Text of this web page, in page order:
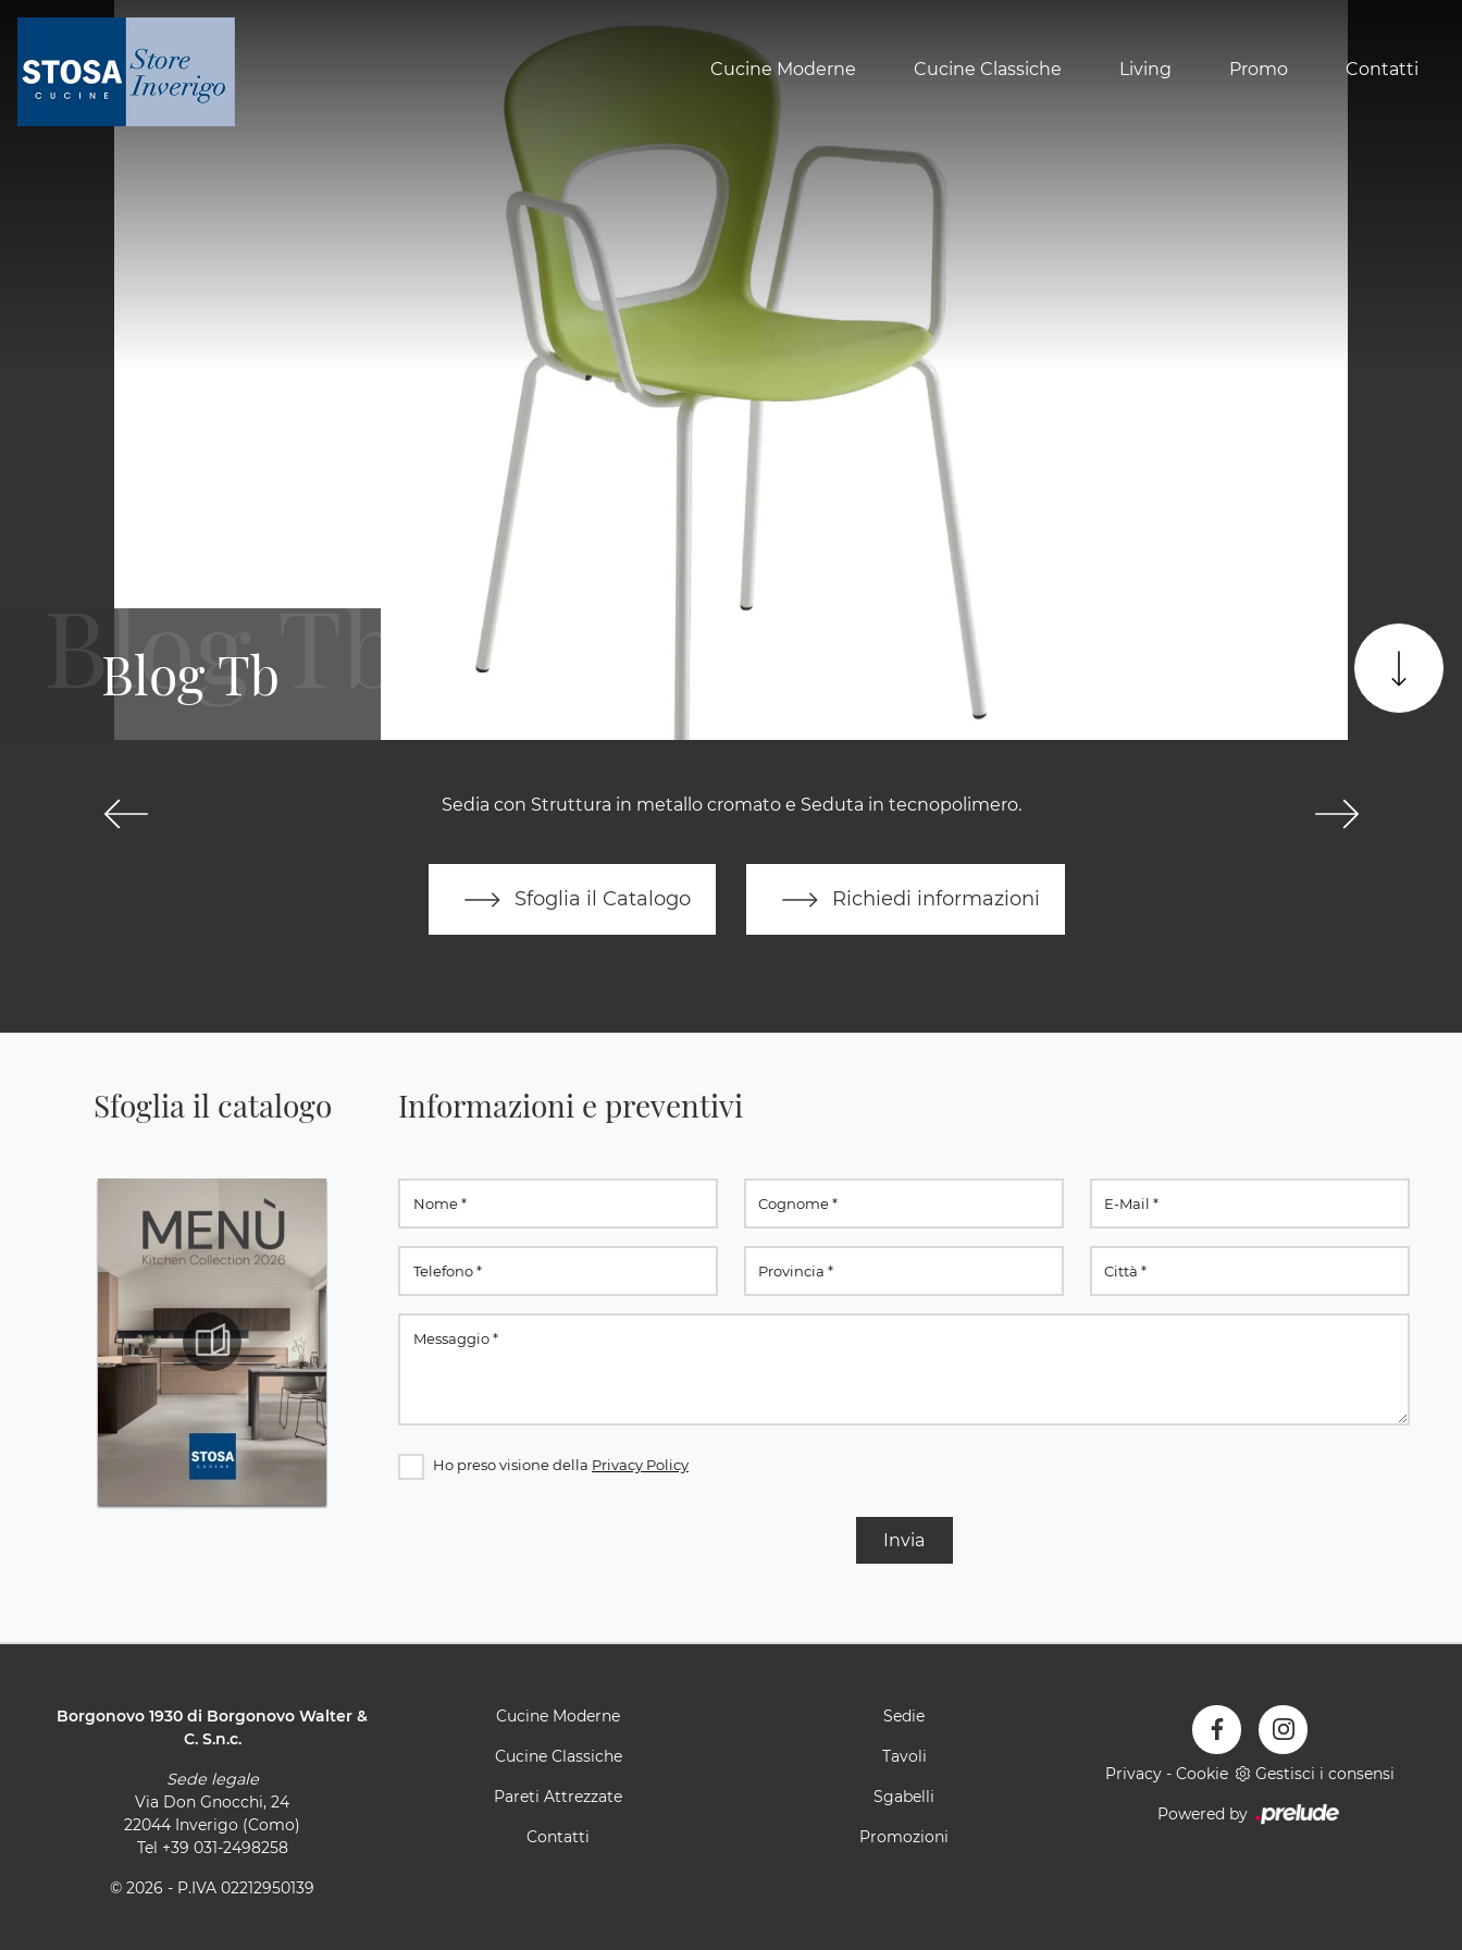
Cucine Moderne Cucine Classiche Living Promo Contatti
Sedia con Struttura in metallo cromato e Seduta in tecnopolimero.
Sfoglia il Catalogo Richiedi informazioni
Blog Tb
Sfoglia il catalogo Informazioni e preventivi
Ho preso visione della Privacy Policy
Invia
Borgonovo 1930 di Borgonovo Walter &
C. S.n.c.
Sede legale
Via Don Gnocchi, 24
22044 Inverigo (Como)
Tel +39 031-2498258
© 2026 - P.IVA 02212950139
Cucine Moderne
Cucine Classiche
Pareti Attrezzate
Contatti
Sedie
Tavoli
Sgabelli
Promozioni
Privacy - Cookie Gestisci i consensi
Powered by